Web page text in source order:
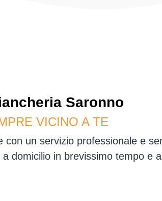
Saronno
VICINO A TE
un servizio professionale e
domicilio in brevissimo tempo e